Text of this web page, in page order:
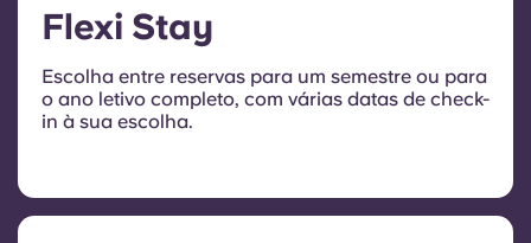
Flexi Stay
Escolha entre reservas para um semestre ou para
o ano letivo completo, com várias datas de check-
in à sua escolha.